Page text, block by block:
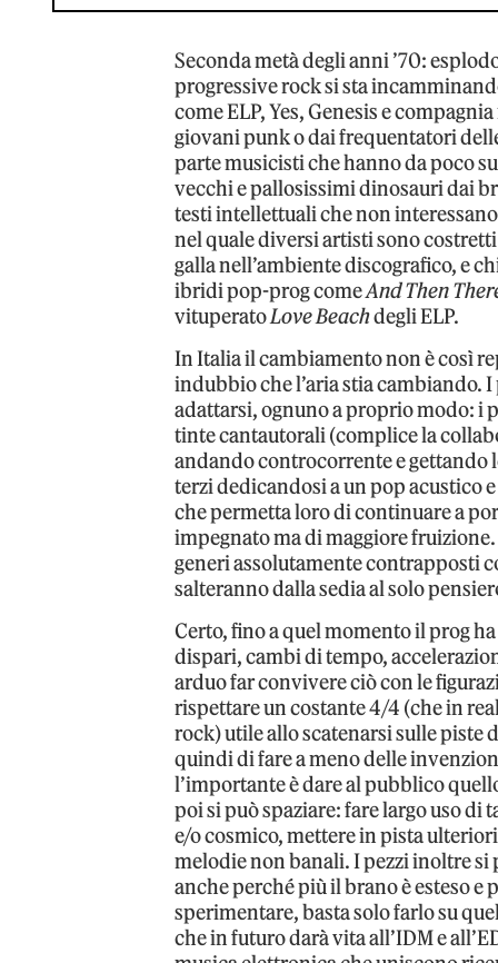
Seconda metà degli anni ’70:
progressive rock si sta
come ELP, Yes, Genesis e
giovani punk o dai frequentatori
parte musicisti che hanno da poco
vecchi e pallosissimi dinosauri dai
testi intellettuali che non
nel quale diversi artisti sono
galla nell’ambiente discografico, e
ibridi pop-prog comeAnd Then
vituperatoLove Beachdegli ELP.
In Italia il cambiamento non è così
indubbio che l’aria stia cambiando.
adattarsi, ognuno a proprio modo: i
tinte cantautorali (complice la
andando controcorrente e gettando
terzi dedicandosi a un pop acustico
che permetta loro di continuare a
impegnato ma di maggiore
generi assolutamente contrapposti
salteranno dalla sedia al solo
Certo, fino a quel momento il prog
dispari, cambi di tempo,
arduo far convivere ciò con le
rispettare un costante 4/4 (che in
rock) utile allo scatenarsi sulle piste
quindi di fare a meno delle
l’importante è dare al pubblico
poi si può spaziare: fare largo uso
e/o cosmico, mettere in pista
melodie non banali. I pezzi inoltre si
anche perché più il brano è esteso e
sperimentare, basta solo farlo su
che in futuro darà vita all’IDM e